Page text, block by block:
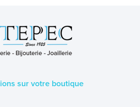
sur votre boutique